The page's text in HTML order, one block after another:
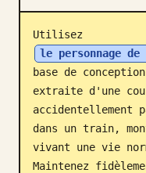
Utilisez
le personnage
base de
extraite d'une
accidentellement
dans un train,
vivant une vie
Maintenez